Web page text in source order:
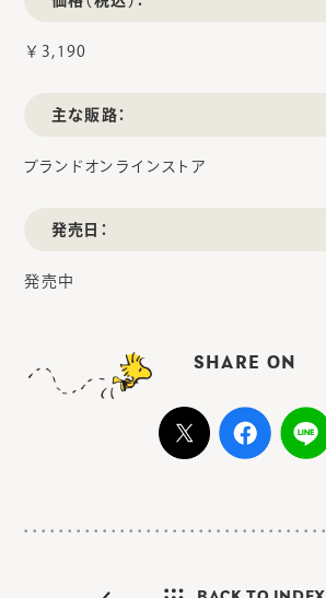
￥3,190
主な販路：
ブランドオンラインストア
発売日：
発売中
SHARE ON